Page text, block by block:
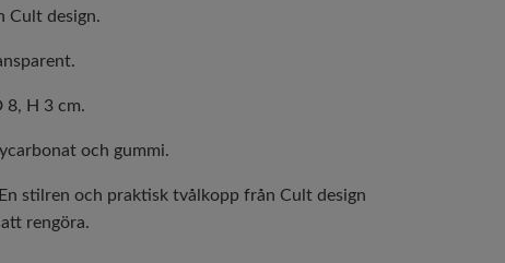
Cult design.
8, H 3 cm.
och gummi.
stilren och praktisk tvålkopp från Cult design
rengöra.